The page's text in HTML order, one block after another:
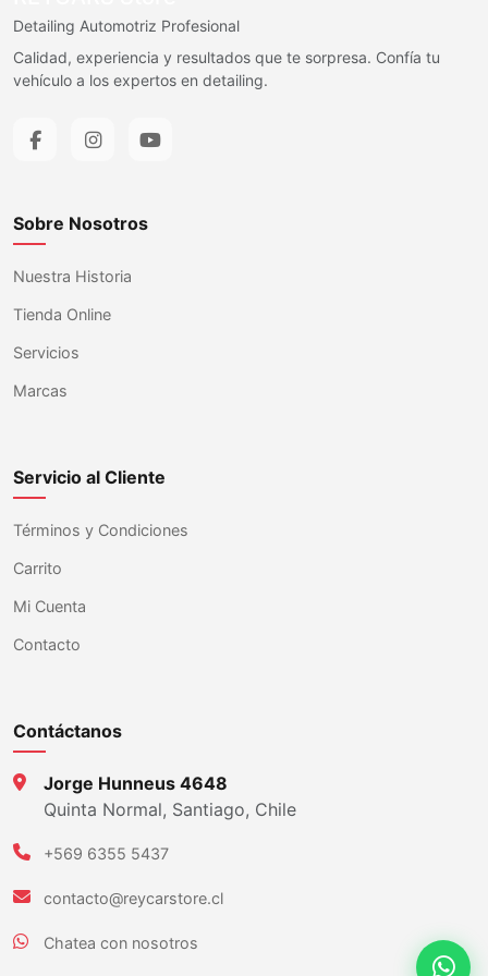
Detailing Automotriz Profesional
Calidad, experiencia y resultados que te sorpresa. Confía tu
vehículo a los expertos en detailing.
Sobre Nosotros
Nuestra Historia
Tienda Online
Servicios
Marcas
Servicio al Cliente
Términos y Condiciones
Carrito
Mi Cuenta
Contacto
Contáctanos
Jorge Hunneus 4648
Quinta Normal, Santiago, Chile
+569 6355 5437
contacto@reycarstore.cl
Chatea con nosotros